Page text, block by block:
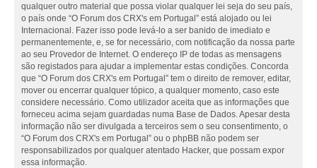
qualquer outro material que possa violar qualquer lei seja do seu país,
o país onde “O Forum dos CRX's em Portugal” está alojado ou lei
Internacional. Fazer isso pode levá-lo a ser banido de imediato e
permanentemente, e, se for necessário, com notificação da nossa parte
ao seu Provedor de Internet. O endereço IP de todas as mensagens
são registados para ajudar a implementar estas condições. Concorda
que “O Forum dos CRX's em Portugal” tem o direito de remover, editar,
mover ou encerrar qualquer tópico, a qualquer momento, caso este
considere necessário. Como utilizador aceita que as informações que
forneceu acima sejam guardadas numa Base de Dados. Apesar desta
informação não ser divulgada a terceiros sem o seu consentimento, o
“O Forum dos CRX's em Portugal” ou o phpBB não podem ser
responsabilizados por qualquer atentado Hacker, que possam expor
essa informação.